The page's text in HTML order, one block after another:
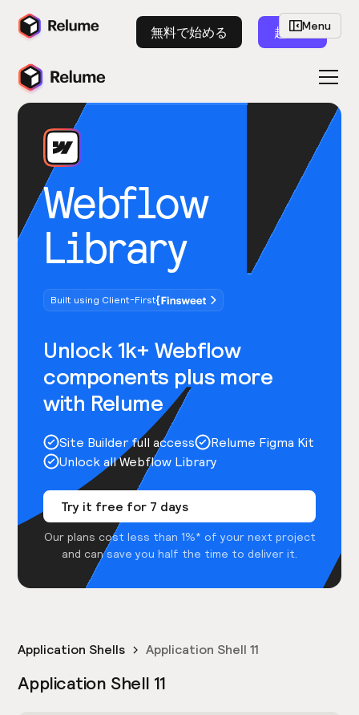
無料で始める 起動
Webflow
Library
Built using Client-First
Unlock 1k+ Webflow
components plus more
with Relume
Site Builder full access
Relume Figma Kit
Unlock all Webflow Library
Try it free for 7 days
Our plans cost less than 1%* of your next project
and can save you half the time to deliver it.
Menu
Application Shells Application Shell 11
Application Shell 11